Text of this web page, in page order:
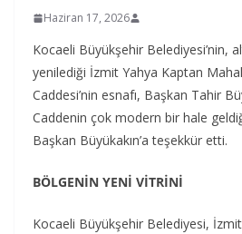
Haziran 17, 2026
Kocaeli Büyükşehir Belediyesi’nin,
yenilediği İzmit Yahya Kaptan
Caddesi’nin esnafı, Başkan Tahir
Caddenin çok modern bir hale
Başkan Büyükakın’a teşekkür etti.
BÖLGENİN YENİ VİTRİNİ
Kocaeli Büyükşehir Belediyesi,